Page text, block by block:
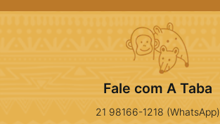
Fale com A Taba
21 98166-1218 (WhatsApp)